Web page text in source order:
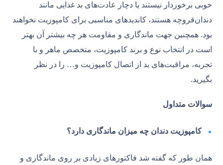
خوبی برخوردار نیستند یا دچار عادت‌های بد غذایی مانند
دندان‌قروچه هستند، کاندیدهای مناسبی برای کامپوزیت نخواهند
بود. همچنین جهت ماندگاری و مقاومت هر چه بیشتر آن بهتر
است در انتخاب نوع و برند کامپوزیت، متخصص ماهر و با
تجربه، مراقبت‌های بد از اتصال کامپوزیت و… را در نظر
بگیرید.
سوالات متداول
کامپوزیت دندان چه میزان ماندگاری دارد؟
همان طور که گفته شد فاکتورهای زیادی بر روی ماندگاری و